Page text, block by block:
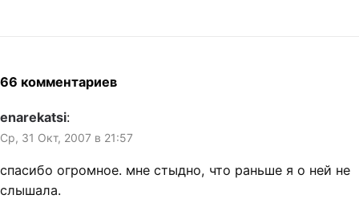
66 комментариев
enarekatsi:
Ср, 31 Окт, 2007 в 21:57
спасибо огромное. мне стыдно, что раньше я о ней не
слышала.